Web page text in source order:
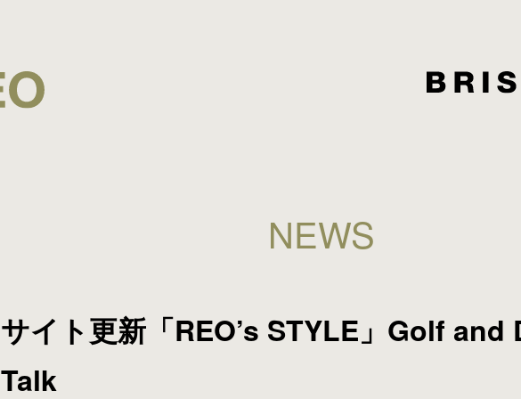
NEWS
サイト更新「REO’s STYLE」Golf and
Talk